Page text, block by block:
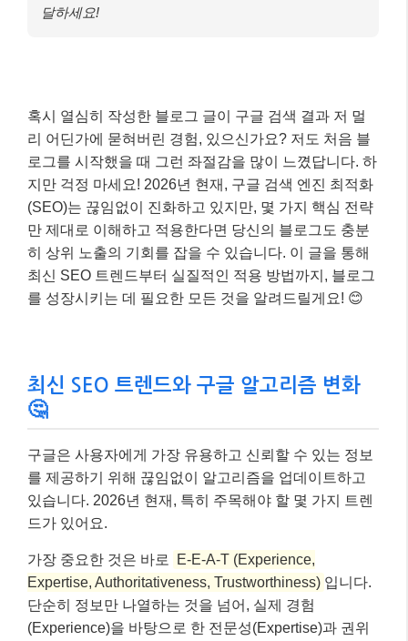
달하세요!
혹시 열심히 작성한 블로그 글이 구글 검색 결과 저 멀
리 어딘가에 묻혀버린 경험, 있으신가요? 저도 처음 블
로그를 시작했을 때 그런 좌절감을 많이 느꼈답니다. 하
지만 걱정 마세요! 2026년 현재, 구글 검색 엔진 최적화
(SEO)는 끊임없이 진화하고 있지만, 몇 가지 핵심 전략
만 제대로 이해하고 적용한다면 당신의 블로그도 충분
히 상위 노출의 기회를 잡을 수 있습니다. 이 글을 통해
최신 SEO 트렌드부터 실질적인 적용 방법까지, 블로그
를 성장시키는 데 필요한 모든 것을 알려드릴게요! 😊
최신 SEO 트렌드와 구글 알고리즘 변화
🤔
구글은 사용자에게 가장 유용하고 신뢰할 수 있는 정보
를 제공하기 위해 끊임없이 알고리즘을 업데이트하고
있습니다. 2026년 현재, 특히 주목해야 할 몇 가지 트렌
드가 있어요.
가장 중요한 것은 바로
E-E-A-T (Experience,
Expertise, Authoritativeness, Trustworthiness) 입니다.
단순히 정보만 나열하는 것을 넘어, 실제 경험
(Experience)을 바탕으로 한 전문성(Expertise)과 권위